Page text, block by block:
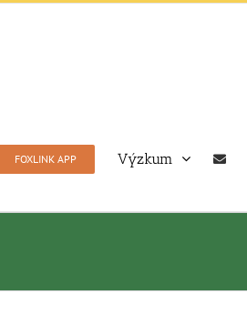
FOXLINK APP Výzkum